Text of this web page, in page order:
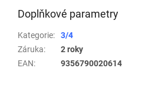
Doplňkové parametry
Kategorie:
3/4
Záruka:
2 roky
EAN: 9356790020614